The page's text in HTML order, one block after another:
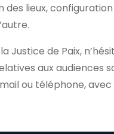
lieux,
Justice de Paix,
aux audiences
ou téléphone,